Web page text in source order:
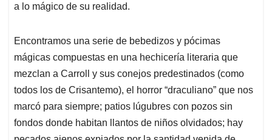
a lo mágico de su realidad.
Encontramos una serie de bebedizos y pócimas
mágicas compuestas en una hechicería literaria que
mezclan a Carroll y sus conejos predestinados (como
todos los de Crisantemo), el horror “draculiano” que nos
marcó para siempre; patios lúgubres con pozos sin
fondos donde habitan llantos de niños olvidados; hay